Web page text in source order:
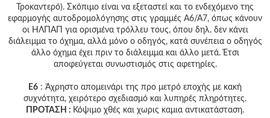
Τροκαντερό). Σκόπιμο είναι να εξεταστεί και το ενδεχόμενο της
εφαρμογής αυτοδρομολόγησης στις γραμμές Α6/Α7, όπως κάνουν
οι ΗΛΠΑΠ για ορισμένα τρόλλευ τους, όπου δηλ. δεν κάνει
διάλειμμα το όχημα, αλλά μόνο ο οδηγός, κατά συνέπεια ο οδηγός
άλλο όχημα έχει πριν το διάλειμμα και άλλο μετά. Έτσι
αποφεύγεται συνωστισμός στις αφετηρίες.
Ε6 : Άχρηστο απομεινάρι της προ μετρό εποχής με κακή
συχνότητα, χειρότερο σχεδιασμό και λυπηρές πληρότητες.
ΠΡΟΤΑΣΗ : Κόψιμο χθές και χωρις καμια αντικατάσταση.